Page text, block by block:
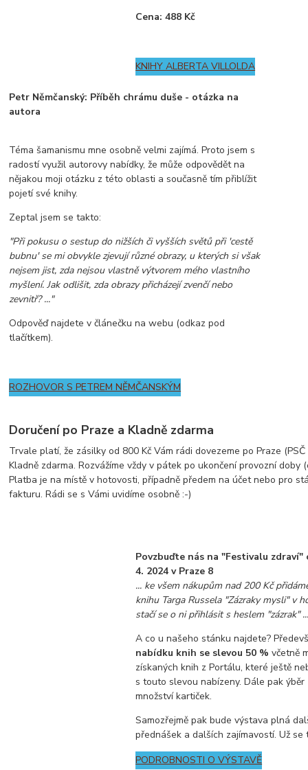
Cena: 488 Kč
KNIHY ALBERTA VILLOLDA
Petr Němčanský: Příběh chrámu duše - otázka na
autora
Téma šamanismu mne osobně velmi zajímá. Proto jsem s
radostí využil autorovy nabídky, že může odpovědět na
nějakou moji otázku z této oblasti a současně tím přiblížit
pojetí své knihy.
Zeptal jsem se takto:
"Při pokusu o sestup do nižších či vyšších světů při 'cestě
bubnu' se mi obvykle zjevují různé obrazy, u kterých si však
nejsem jist, zda nejsou vlastně výtvorem mého vlastního
myšlení. Jak odlišit, zda obrazy přicházejí zvenčí nebo
zevnitř? ..."
Odpověď najdete v článečku na webu (odkaz pod
tlačítkem).
ROZHOVOR S PETREM NĚMČANSKÝM
Doručení po Praze a Kladně zdarma
Trvale platí, že zásilky od 800 Kč Vám rádi dovezeme po Praze
Kladně zdarma. Rozvážíme vždy v pátek po ukončení provozní doby
Platba je na místě v hotovosti, případně předem na účet nebo pro
fakturu. Rádi se s Vámi uvidíme osobně :-)
Povzbuďte nás na "Festivalu zdraví"
4. 2024 v Praze 8
... ke všem nákupům nad 200 Kč
knihu Targa Russela "Zázraky mysli" v
stačí se o ni přihlásit s heslem "zázrak"
A co u našeho stánku najdete?
nabídku knih se slevou 50 % včetně
získaných knih z Portálu, které ještě
s touto slevou nabízeny. Dále pak
množství kartiček.
Samozřejmě pak bude výstava plná
přednášek a dalších zajímavostí. Už se
PODROBNOSTI O VÝSTAVĚ